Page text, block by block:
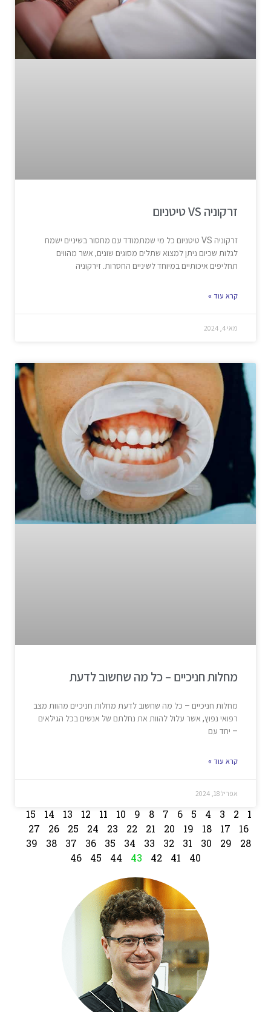
זרקוניה VS טיטניום
זרקוניה VS טיטניום כל מי שמתמודד עם מחסור בשיניים ישמח
לגלות שכיום ניתן למצוא שתלים מסוגים שונים, אשר מהווים
תחליפים איכותיים במיוחד לשיניים החסרות. זירקוניה
קרא עוד »
מאי 4, 2024
מחלות חניכיים – כל מה שחשוב לדעת
מחלות חניכיים – כל מה שחשוב לדעת מחלות חניכיים מהוות מצב
רפואי נפוץ, אשר עלול להוות את נחלתם של אנשים בכל הגילאים
– יחד עם
קרא עוד »
אפריל 18, 2024
1
2
3
4
5
6
7
8
9
10
11
12
13
14
15
16
17
18
19
20
21
22
23
24
25
26
27
28
29
30
31
32
33
34
35
36
37
38
39
40
41
42
43
44
45
46